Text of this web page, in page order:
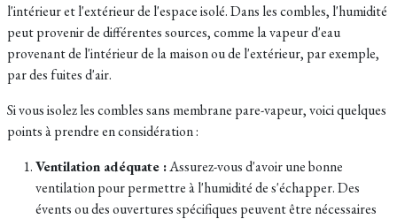
l'intérieur et l'extérieur de l'espace isolé. Dans les combles, l'humidité
peut provenir de différentes sources, comme la vapeur d'eau
provenant de l'intérieur de la maison ou de l'extérieur, par exemple,
par des fuites d'air.
Si vous isolez les combles sans membrane pare-vapeur, voici quelques
points à prendre en considération :
Ventilation adéquate :Assurez-vous d'avoir une bonne
ventilation pour permettre à l'humidité de s'échapper. Des
évents ou des ouvertures spécifiques peuvent être nécessaires